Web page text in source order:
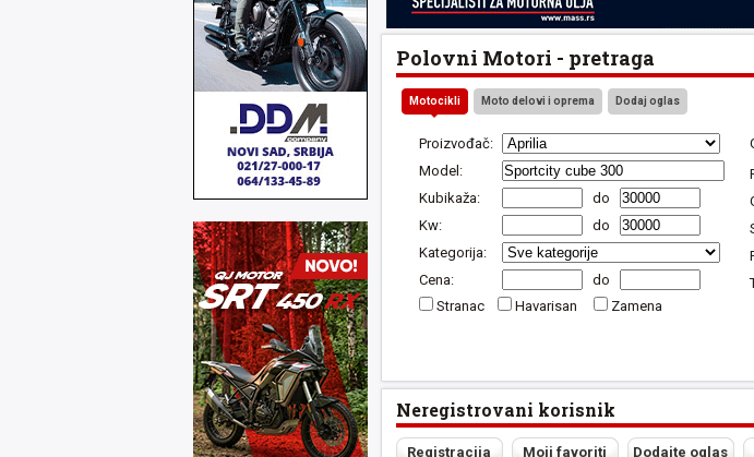
Polovni Motori - pretraga
Motocikli Moto delovi i oprema Dodaj oglas
Proizvođač:
Model:
Kubikaža:
do
Kw:
do
Kategorija:
Cena:
do
Stranac
Havarisan Zamena
Neregistrovani korisnik
Registracija Moji favoriti Dodajte oglas